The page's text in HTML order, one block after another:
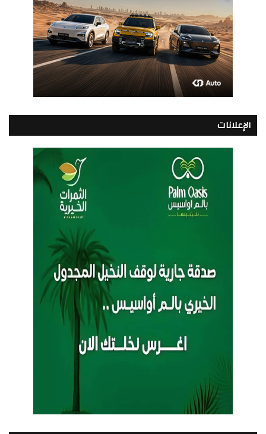
الإعلانات